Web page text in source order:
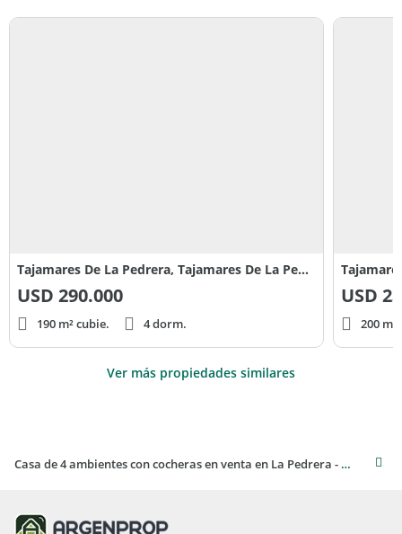
Tajamares De La Pedrera, Tajamares De La Pedrera, Rocha al 1100
USD 290.000
190 m² cubie. 4 dorm.
USD
200
Ver más propiedades similares
Casa de 4 ambientes con cocheras en venta en La Pedrera - Uruguay